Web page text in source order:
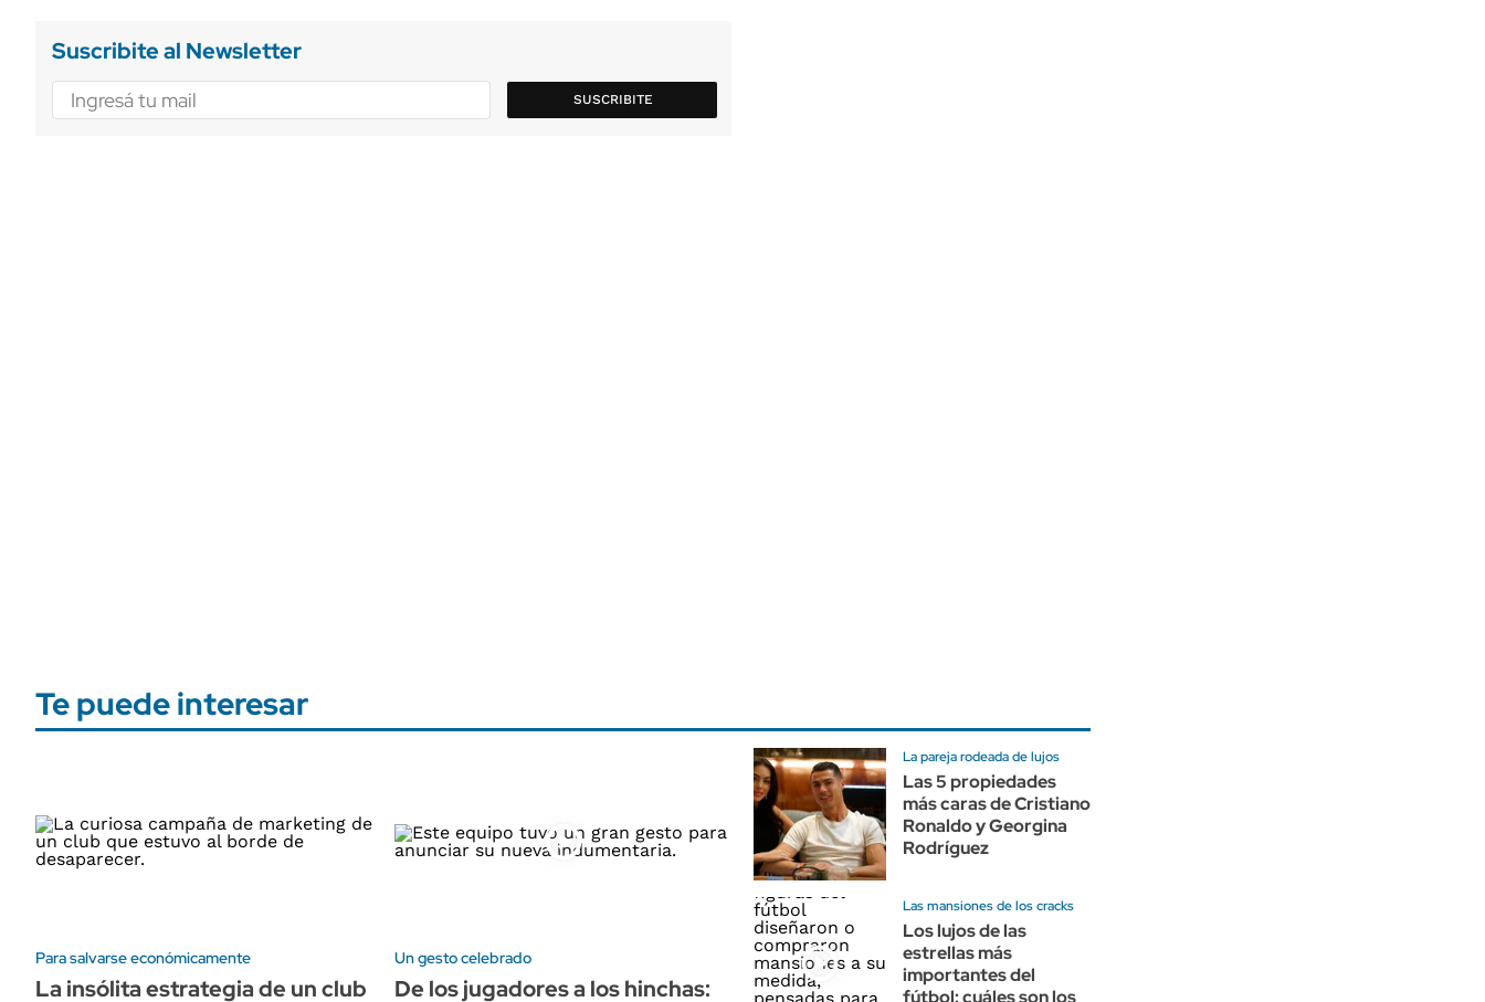
Suscribite al Newsletter
SUSCRIBITE
Te puede interesar
Para salvarse económicamente
La insólita estrategia de un club
Un gesto celebrado
De los jugadores a los hinchas:
La pareja rodeada de lujos
Las 5 propiedades
más caras de Cristiano
Ronaldo y Georgina
Rodríguez
Las mansiones de los cracks
Los lujos de las
estrellas más
importantes del
fútbol: cuáles son los